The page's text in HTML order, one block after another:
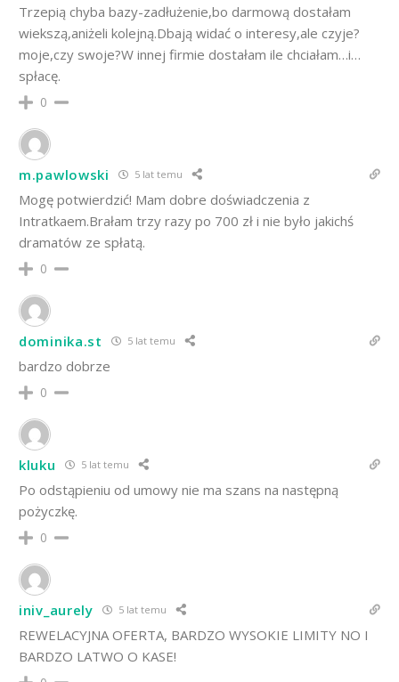
Trzepią chyba bazy-zadłużenie,bo darmową dostałam
wiekszą,aniżeli kolejną.Dbają widać o interesy,ale czyje?
moje,czy swoje?W innej firmie dostałam ile chciałam…i…
spłacę.
0
m.pawlowski 5 lat temu
Mogę potwierdzić! Mam dobre doświadczenia z
Intratkaem.Brałam trzy razy po 700 zł i nie było jakichś
dramatów ze spłatą.
0
dominika.st 5 lat temu
bardzo dobrze
0
kluku 5 lat temu
Po odstąpieniu od umowy nie ma szans na następną
pożyczkę.
0
iniv_aurely 5 lat temu
REWELACYJNA OFERTA, BARDZO WYSOKIE LIMITY NO I
BARDZO LATWO O KASE!